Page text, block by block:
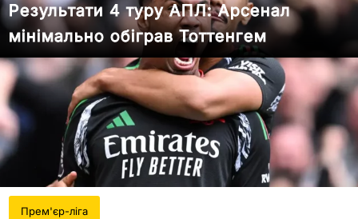
Результати 4 туру АПЛ: Арсенал
мінімально обіграв Тоттенгем
Прем'єр-ліга